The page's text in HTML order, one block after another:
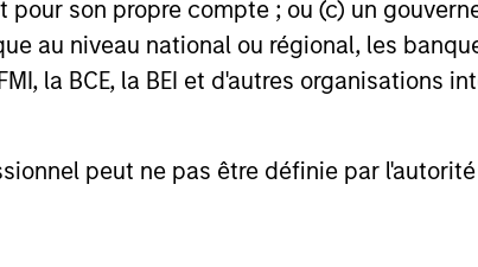
son propre compte ; ou (c) un
au niveau national ou régional, les
la BCE, la BEI et d'autres organisations
peut ne pas être définie par
est Morgan Stanley Investment
sur les performances et autres
du fonctionnement du fonds et sont
du fonds pour la période. Ils